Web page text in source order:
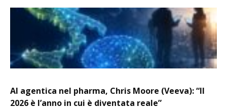
AI agentica nel pharma, Chris Moore (Veeva): “Il
2026 è l’anno in cui è diventata reale”